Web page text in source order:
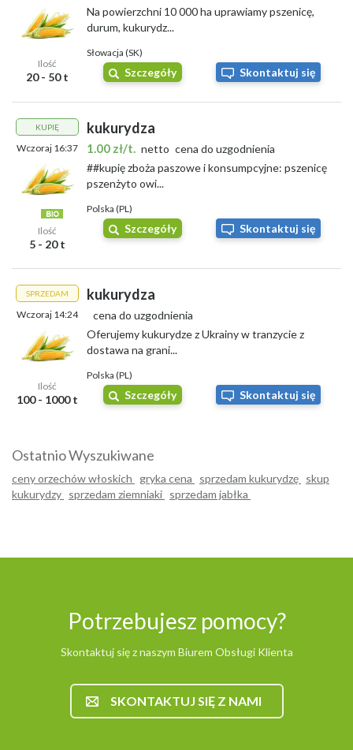
Ilość
20 - 50 t
Na powierzchni 10 000 ha uprawiamy pszenicę,
durum, kukurydz...
Słowacja (SK)
Szczegóły Skontaktuj się
KUPIĘ
Wczoraj 16:37
Ilość
5 - 20 t
kukurydza
1.00 zł/t. netto cena do uzgodnienia
##kupię zboża paszowe i konsumpcyjne: pszenicę
pszenżyto owi...
Polska (PL)
Szczegóły Skontaktuj się
SPRZEDAM
Wczoraj 14:24
Ilość
100 - 1000 t
kukurydza
cena do uzgodnienia
Oferujemy kukurydze z Ukrainy w tranzycie z
dostawa na grani...
Polska (PL)
Szczegóły Skontaktuj się
Ostatnio Wyszukiwane
ceny orzechów włoskich gryka cena sprzedam kukurydzę skup
kukurydzy sprzedam ziemniaki sprzedam jabłka
Potrzebujesz pomocy?
Skontaktuj się z naszym Biurem Obsługi Klienta
SKONTAKTUJ SIĘ Z NAMI